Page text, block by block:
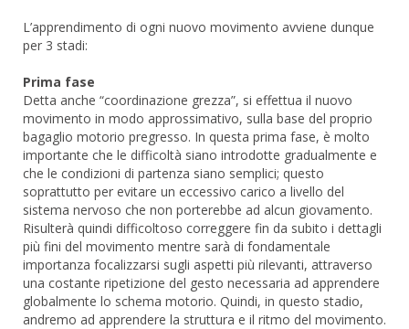
L’apprendimento di ogni nuovo movimento avviene dunque
per 3 stadi:
Prima fase
Detta anche “coordinazione grezza”, si effettua il nuovo
movimento in modo approssimativo, sulla base del proprio
bagaglio motorio pregresso. In questa prima fase, è molto
importante che le difficoltà siano introdotte gradualmente e
che le condizioni di partenza siano semplici; questo
soprattutto per evitare un eccessivo carico a livello del
sistema nervoso che non porterebbe ad alcun giovamento.
Risulterà quindi difficoltoso correggere fin da subito i dettagli
più fini del movimento mentre sarà di fondamentale
importanza focalizzarsi sugli aspetti più rilevanti, attraverso
una costante ripetizione del gesto necessaria ad apprendere
globalmente lo schema motorio. Quindi, in questo stadio,
andremo ad apprendere la struttura e il ritmo del movimento.